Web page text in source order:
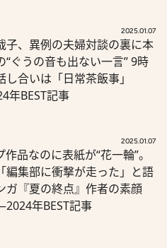
2025.01.07
子、異例の夫婦対談の裏に本
“ぐうの音も出ない一言” 9時
し合いは「日常茶飯事」
BEST記事
2025.01.07
作品なのに表紙が“花一輪”。
編集部に衝撃が走った」と語
ガ『夏の終点』作者の素顔
年BEST記事